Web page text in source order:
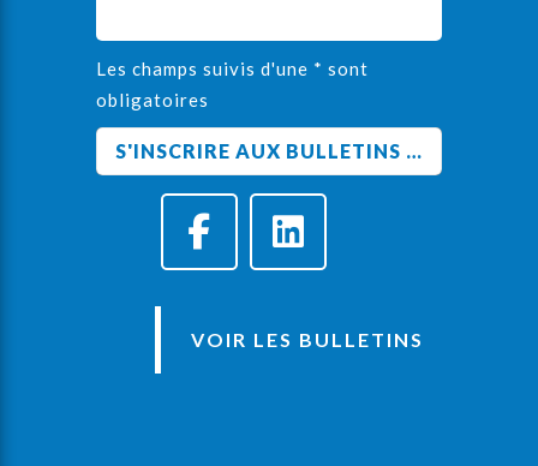
Les champs suivis d'une * sont
obligatoires
VOIR LES BULLETINS